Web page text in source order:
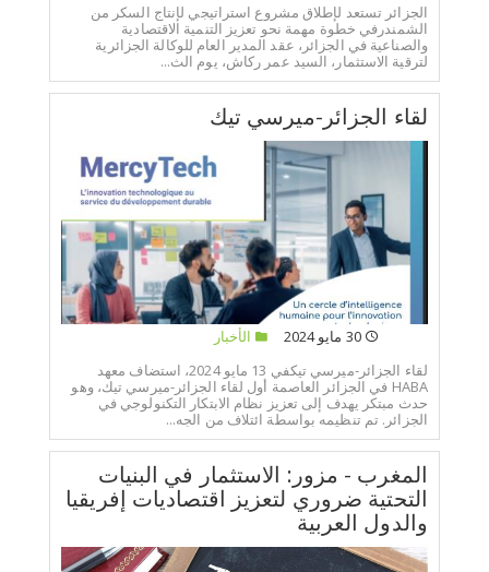
الجزائر تستعد لإطلاق مشروع استراتيجي لإنتاج السكر من
الشمندرفي خطوة مهمة نحو تعزيز التنمية الاقتصادية
والصناعية في الجزائر، عقد المدير العام للوكالة الجزائرية
لترقية الاستثمار، السيد عمر ركاش، يوم الث...
لقاء الجزائر-ميرسي تيك
30 مايو 2024
الأخبار
لقاء الجزائر-ميرسي تيكفي 13 مايو 2024، استضاف معهد
HABA في الجزائر العاصمة أول لقاء الجزائر-ميرسي تيك، وهو
حدث مبتكر يهدف إلى تعزيز نظام الابتكار التكنولوجي في
الجزائر. تم تنظيمه بواسطة ائتلاف من الجه...
المغرب - مزور: الاستثمار في البنيات
التحتية ضروري لتعزيز اقتصاديات إفريقيا
والدول العربية